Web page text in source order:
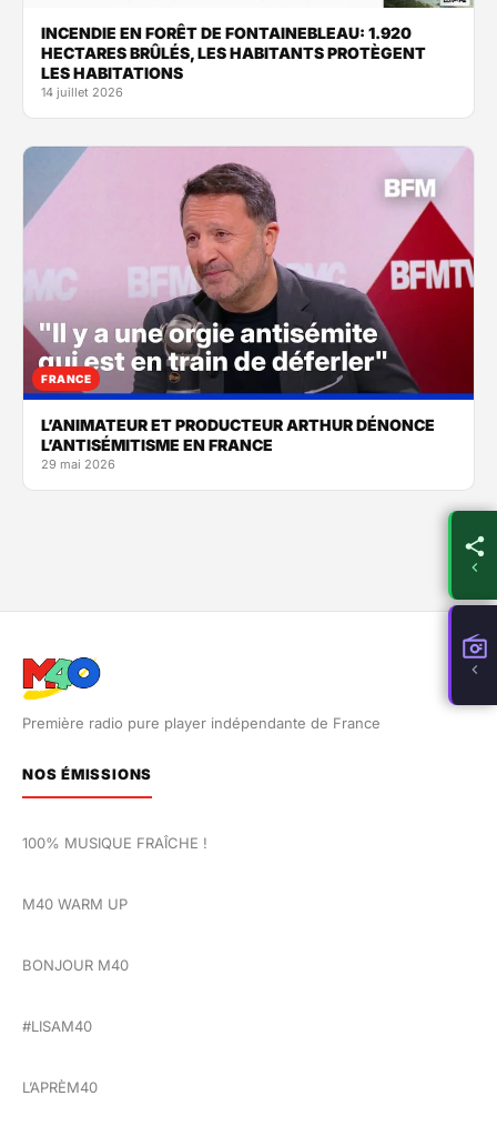
INCENDIE EN FORÊT DE FONTAINEBLEAU: 1.920
HECTARES BRÛLÉS, LES HABITANTS PROTÈGENT
LES HABITATIONS
14 juillet 2026
FRANCE
L’ANIMATEUR ET PRODUCTEUR ARTHUR DÉNONCE
L’ANTISÉMITISME EN FRANCE
29 mai 2026
Première radio pure player indépendante de France
NOS ÉMISSIONS
100% MUSIQUE FRAÎCHE !
M40 WARM UP
BONJOUR M40
#LISAM40
L’APRÈM40